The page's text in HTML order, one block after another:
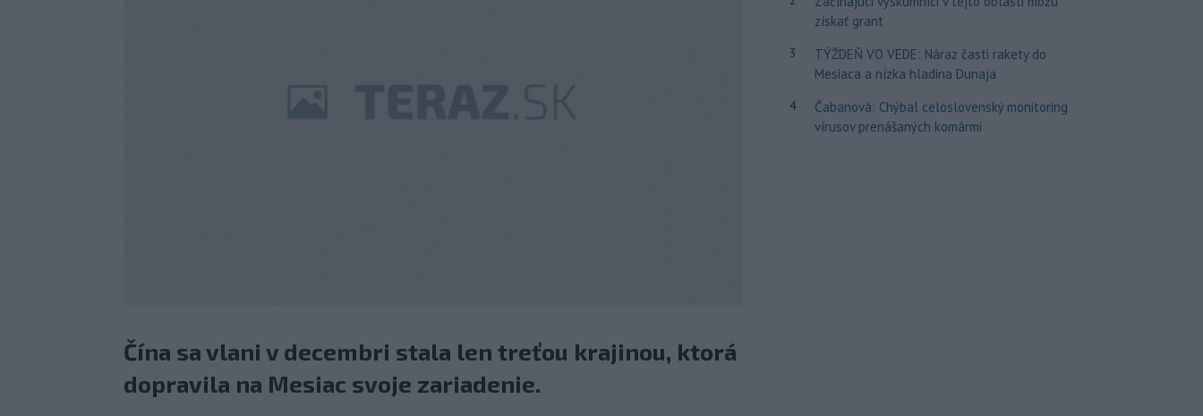
Čína sa vlani v decembri stala len treťou krajinou, ktorá
dopravila na Mesiac svoje zariadenie.
získať grant
3
TÝŽDEŇ VO VEDE: Náraz časti rakety do
Mesiaca a nízka hladina Dunaja
4
Čabanová: Chýbal celoslovenský monitoring
vírusov prenášaných komármi